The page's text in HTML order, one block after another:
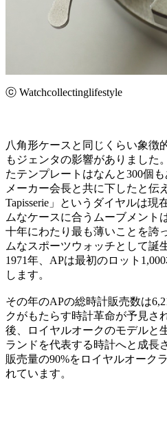
ⓒ Watchcollectinglifestyle
八角形ケースと同じくらい象徴
もジェンタの影響がありました
たテンプレートはなんと300個
メーカー会長と共に下したと伝
Tapisserie」というダイヤルは現
ムなケースに合うムーブメント
十年にわたり最も薄いことを誇
ムなスポーツウォッチとして誕
1971年、APは最初のロット
します。
その年のAPの総時計販売数は
クがもたらす時計革命が予見さ
後、ロイヤルオークのモデルと
ランドを代表する時計へと成長
販売量の90%をロイヤルオーク
れています。